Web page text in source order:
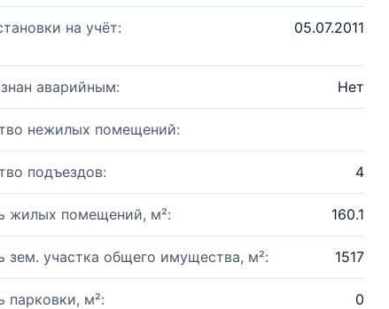
на учёт: 05.07.2011
аварийным: Нет
нежилых помещений:
подъездов: 4
жилых помещений, м²: 160.1
зем. участка общего имущества, м²: 1517
парковки, м²: 0